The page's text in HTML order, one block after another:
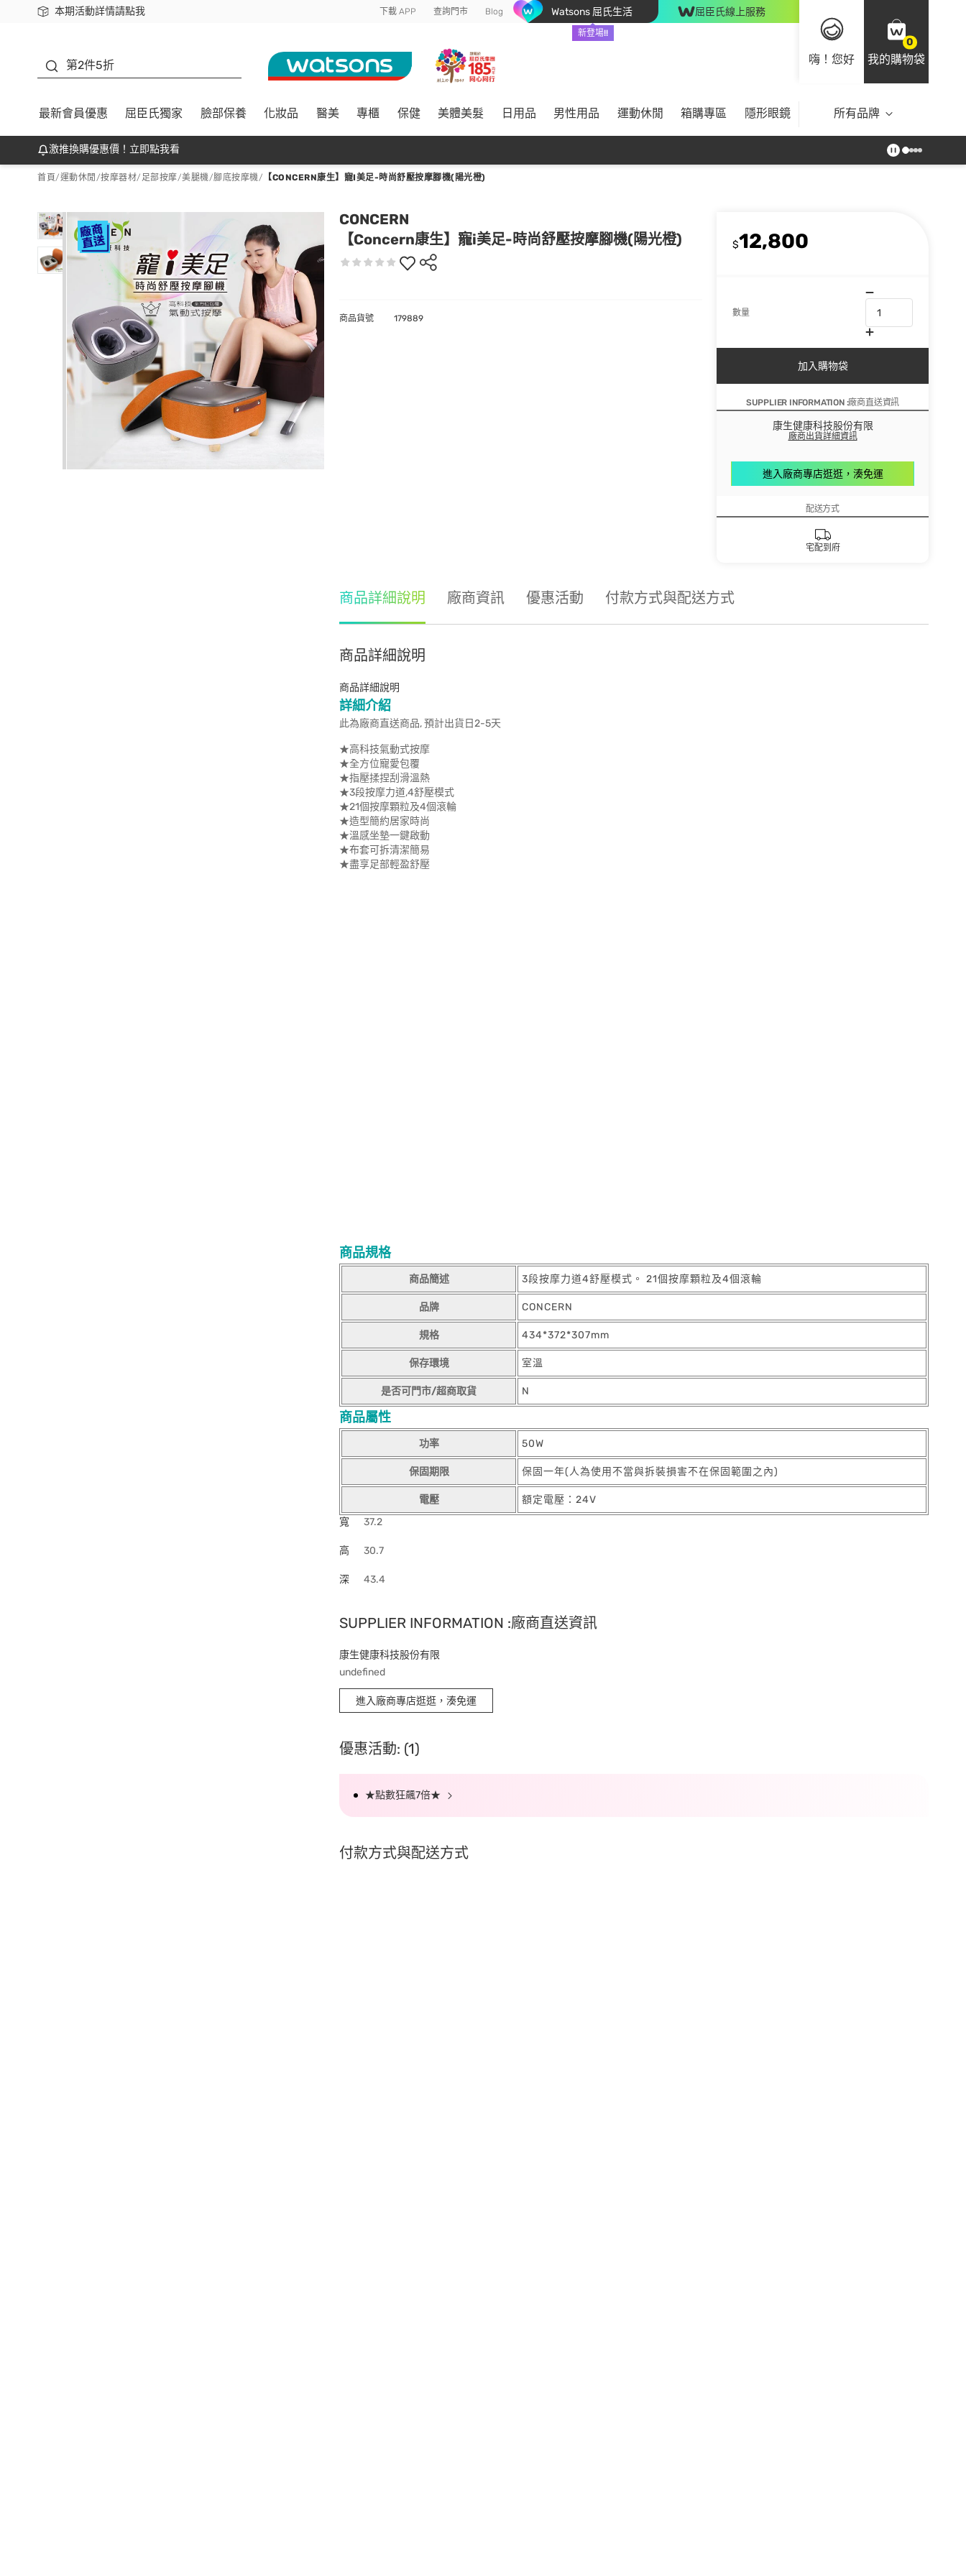
本期活動詳情請點我
下載app最高回饋$350 下載 APP 查詢門市 Blog Watsons 屈氏生活
新登場!!
屈臣氏線上服務
嗨！您好
0
我的購物袋
第2件5折
最新會員優惠 屈臣氏獨家 臉部保養 化妝品 醫美 專櫃 保健 美體美髮 日用品 男性用品 運動休閒 箱購專區 隱形眼鏡 所有品牌
激推換購優惠價！立即點我看
首頁/運動休閒 /按摩器材/ 足部按摩/美腿機/腳底按摩機/ 【CONCERN康生】寵I美足-時尚舒壓按摩腳機(陽光橙)
CONCERN
【Concern康生】寵i美足-時尚舒壓按摩腳機(陽光橙)
$12,800
數量
加入購物袋
SUPPLIER INFORMATION :廠商直送資訊
康生健康科技股份有限
廠商出貨詳細資訊
進入廠商專店逛逛，湊免運
配送方式
宅配到府
商品貨號 179889
商品詳細說明 廠商資訊 優惠活動 付款方式與配送方式
商品詳細說明
商品詳細說明
詳細介紹
此為廠商直送商品, 預計出貨日2-5天
★高科技氣動式按摩
★全方位寵愛包覆
★指壓揉捏刮滑溫熱
★3段按摩力道,4舒壓模式
★21個按摩顆粒及4個滾輪
★造型簡約居家時尚
★溫感坐墊一鍵啟動
★布套可拆清潔簡易
★盡享足部輕盈舒壓
商品規格
商品簡述 3段按摩力道4舒壓模式。 21個按摩顆粒及4個滾輪
品牌 CONCERN
規格 434*372*307mm
保存環境 室溫
是否可門市/超商取貨 N
商品屬性
功率 50W
保固期限 保固一年(人為使用不當與拆裝損害不在保固範圍之內)
電壓
額定電壓：24V
寬
37.2
高 30.7
深 43.4
SUPPLIER INFORMATION :廠商直送資訊
康生健康科技股份有限
undefined
進入廠商專店逛逛，湊免運
優惠活動: (1)
★點數狂飆7倍★
付款方式與配送方式